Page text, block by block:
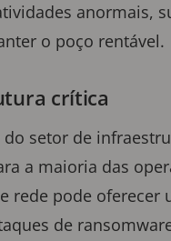
anormais,
o poço rentável.
crítica
setor de
a maioria das
rede pode oferecer
de